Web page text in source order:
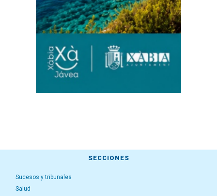
SECCIONES
Sucesos y tribunales
Salud